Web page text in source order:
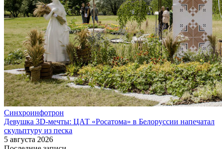
Синхроинфотрон
Девушка 3D-мечты: ЦАТ «Росатома» в Белоруссии напечатал
скульптуру из песка
5 августа 2026